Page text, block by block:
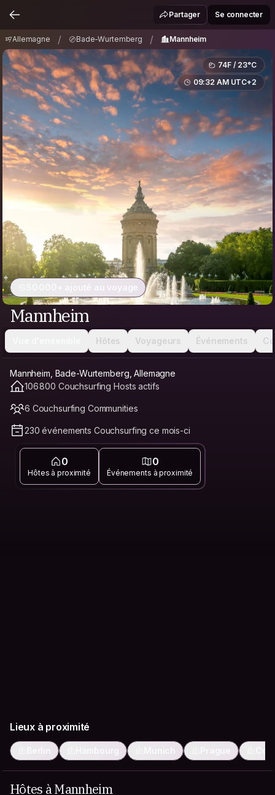
Bade-Wurtemberg / Mannheim
Partager Se connecter
Allemagne / Bade-Wurtemberg / Mannheim
74F / 23°C
09:32 AM UTC+2
50 000+ ajouté au voyage
Mannheim
Hôtes Voyageurs Événements
Mannheim, Bade-Wurtemberg, Allemagne
106 800 Couchsurfing Hosts actifs
6 Couchsurfing Communities
230 événements Couchsurfing ce mois-ci
0
Hôtes à proximité
0
Événements à proximité
Lieux à proximité
Berlin Hambourg Munich Prague
Hôtes à Mannheim